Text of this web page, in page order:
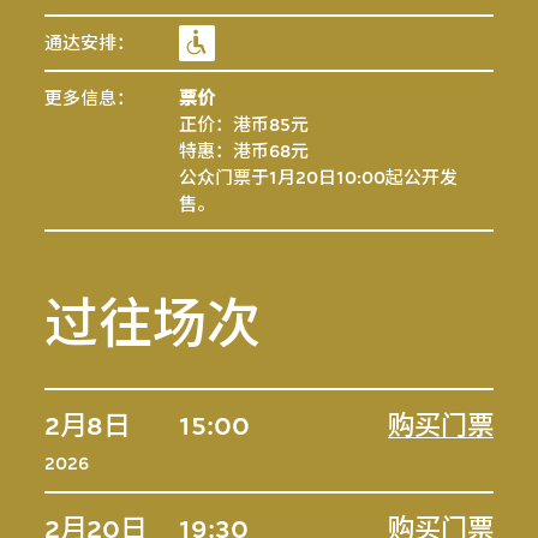
通达安排：
更多信息： 票价
正价：港币85元
特惠：港币68元
公众门票于1月20日10:00起公开发
售。
过往场次
2月8日
2026
15:00 购买门票
2月20日 19:30 购买门票